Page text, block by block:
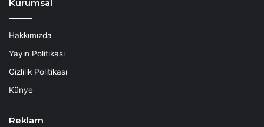
Kurumsal
Hakkımızda
Yayın Politikası
Gizlilik Politikası
Künye
Reklam